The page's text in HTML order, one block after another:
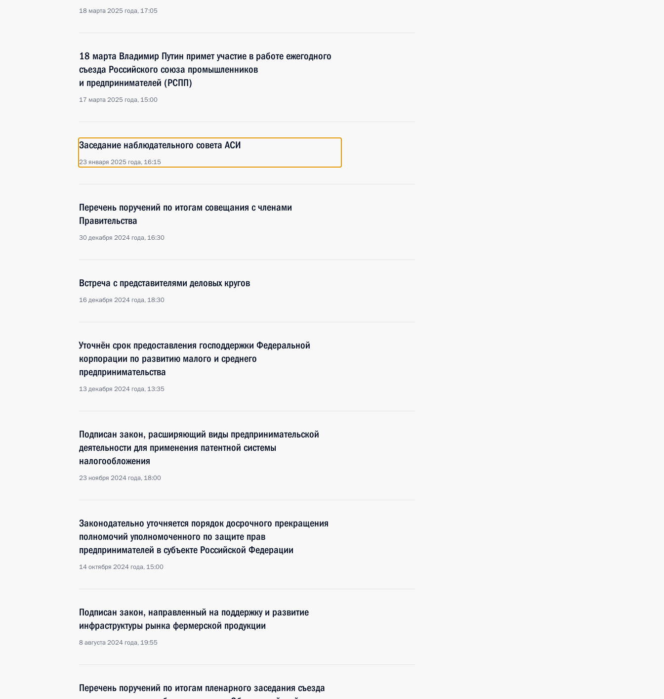
18 марта 2025 года, 17:05
18 марта Владимир Путин примет участие в работе ежегодного
съезда Российского союза промышленников
и предпринимателей (РСПП)
17 марта 2025 года, 15:00
Заседание наблюдательного совета АСИ
23 января 2025 года, 16:15
Перечень поручений по итогам совещания с членами
Правительства
30 декабря 2024 года, 16:30
Встреча с представителями деловых кругов
16 декабря 2024 года, 18:30
Уточнён срок предоставления господдержки Федеральной
корпорации по развитию малого и среднего
предпринимательства
13 декабря 2024 года, 13:35
Подписан закон, расширяющий виды предпринимательской
деятельности для применения патентной системы
налогообложения
23 ноября 2024 года, 18:00
Законодательно уточняется порядок досрочного прекращения
полномочий уполномоченного по защите прав
предпринимателей в субъекте Российской Федерации
14 октября 2024 года, 15:00
Подписан закон, направленный на поддержку и развитие
инфраструктуры рынка фермерской продукции
8 августа 2024 года, 19:55
Перечень поручений по итогам пленарного заседания съезда